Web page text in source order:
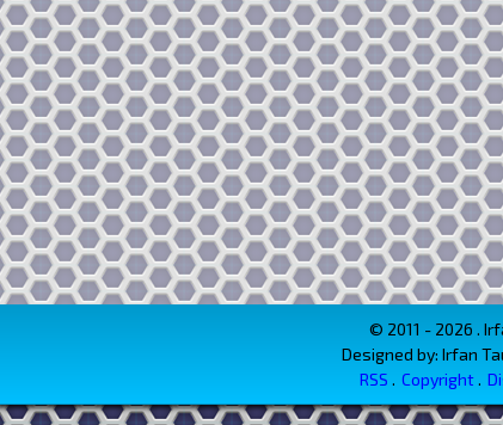
© 2011 - 2026 .
Designed by: Irfan
RSS Copyright